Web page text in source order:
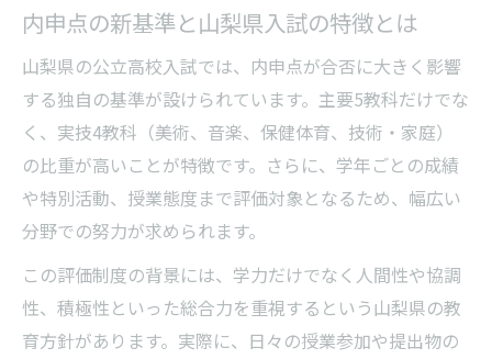
内申点を実技教科で上げる具体的な勉強法
定期テストと内申点の関係を最大限活用す
る
提出物と特別活動で内申点を確実に加点す
る方法
内申点計算サイトで自分の立ち位置を把握
しよう
内申点アップに役立つ授業参加のコツを解
説
効率良く内申点を上げたい方への戦略ガイド
内申点の新基準と山梨県入試の特徴とは
山梨県の公立高校入試では、内申点が合否に大きく影響
する独自の基準が設けられています。主要5教科だけでな
く、実技4教科（美術、音楽、保健体育、技術・家庭）
の比重が高いことが特徴です。さらに、学年ごとの成績
や特別活動、授業態度まで評価対象となるため、幅広い
分野での努力が求められます。
この評価制度の背景には、学力だけでなく人間性や協調
性、積極性といった総合力を重視するという山梨県の教
育方針があります。実際に、日々の授業参加や提出物の